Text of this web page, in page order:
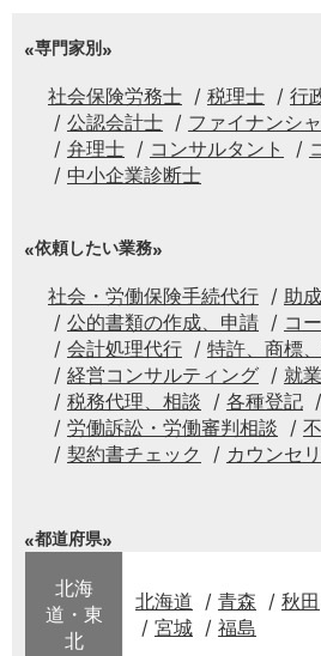
専門家別
社会保険労務士 税理士 行
公認会計士
ファイナンシ
弁理士
コンサルタント
中小企業診断士
依頼したい業務
社会・労働保険手続代行
助
公的書類の作成、申請
コ
会計処理代行
特許、商標
経営コンサルティング
就
税務代理、相談
各種登記
労働訴訟・労働審判相談
契約書チェック
カウンセ
都道府県
北海
道・東
北
北海道 青森 秋田
宮城
福島